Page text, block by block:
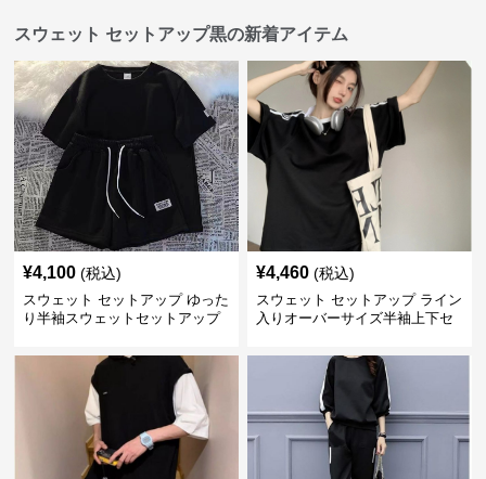
スウェット セットアップ黒の新着アイテム
¥4,100 (税込)
スウェット セットアップ ゆった
り半袖スウェットセットアップ
¥4,460 (税込)
スウェット セットアップ ライン
入りオーバーサイズ半袖上下セ